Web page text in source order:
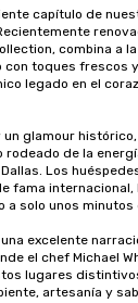
capítulo de
combina a
toques frescos
legado en el
glamour
de la
Los
fama internacional,
a solo unos minutos
excelente
el chef Michael
lugares
artesanía y